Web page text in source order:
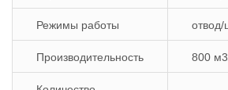
Режимы работы отвод/
Производительность 800